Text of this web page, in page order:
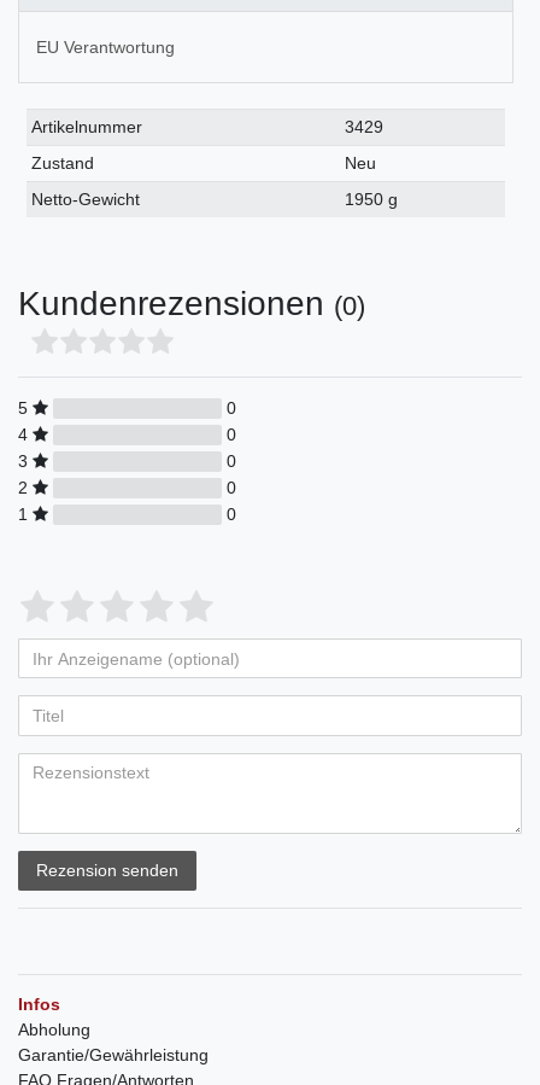
EU Verantwortung
Technisches
Merkmal
Wert
Artikelnummer
3429
Zustand
Neu
Netto-Gewicht
1950 g
Kundenrezensionen (0)
5
0
4
0
3
0
2
0
1
0
Rezension senden
Infos
Abholung
Garantie/Gewährleistung
FAQ Fragen/Antworten